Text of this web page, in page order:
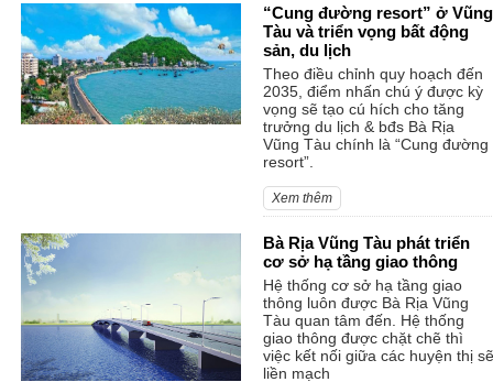
“Cung đường resort” ở Vũng
Tàu và triển vọng bất động
sản, du lịch
Theo điều chỉnh quy hoạch đến
2035, điểm nhấn chú ý được kỳ
vọng sẽ tạo cú hích cho tăng
trưởng du lịch & bđs Bà Rịa
Vũng Tàu chính là “Cung đường
resort”.
Xem thêm
Bà Rịa Vũng Tàu phát triển
cơ sở hạ tầng giao thông
Hệ thống cơ sở hạ tầng giao
thông luôn được Bà Rịa Vũng
Tàu quan tâm đến. Hệ thống
giao thông được chặt chẽ thì
việc kết nối giữa các huyện thị sẽ
liền mạch